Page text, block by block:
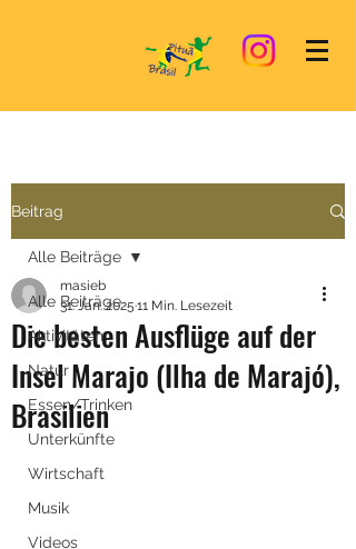
Beitrag
Alle Beiträge
Aktivitäten
Natur
Essen/Trinken
Unterkünfte
Wirtschaft
Musik
Videos
Alle Beiträge
Die besten Ausflüge auf der
Insel Marajo (Ilha de Marajó),
Brasilien
masieb
31. Jan. 2025 11 Min. Lesezeit